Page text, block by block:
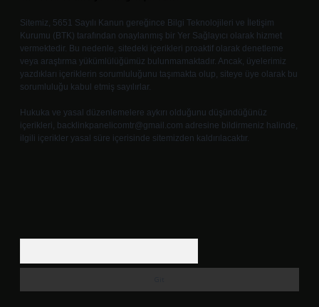
Sitemiz, 5651 Sayılı Kanun gereğince Bilgi Teknolojileri ve İletişim
Kurumu (BTK) tarafından onaylanmış bir Yer Sağlayıcı olarak hizmet
vermektedir. Bu nedenle, sitedeki içerikleri proaktif olarak denetleme
veya araştırma yükümlülüğümüz bulunmamaktadır. Ancak, üyelerimiz
yazdıkları içeriklerin sorumluluğunu taşımakta olup, siteye üye olarak bu
sorumluluğu kabul etmiş sayılırlar.
Hukuka ve yasal düzenlemelere aykırı olduğunu düşündüğünüz
içerikleri, backlinkpanelicomtr@gmail.com adresine bildirmeniz halinde,
ilgili içerikler yasal süre içerisinde sitemizden kaldırılacaktır.